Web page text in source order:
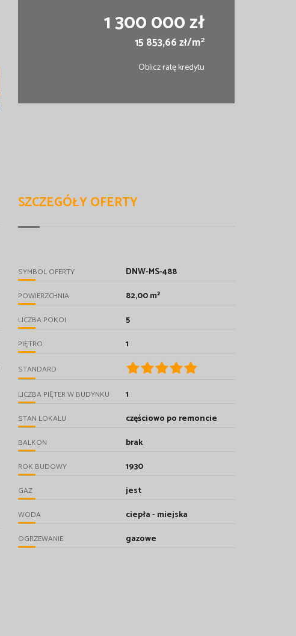
1 300 000 zł
15 853,66 zł/m2
Oblicz ratę kredytu
SZCZEGÓŁY OFERTY
SYMBOL OFERTY DNW-MS-488
POWIERZCHNIA 82,00 m²
LICZBA POKOI 5
PIĘTRO 1
STANDARD
LICZBA PIĘTER W BUDYNKU 1
STAN LOKALU częściowo po remoncie
BALKON brak
ROK BUDOWY 1930
GAZ jest
WODA ciepła - miejska
OGRZEWANIE gazowe